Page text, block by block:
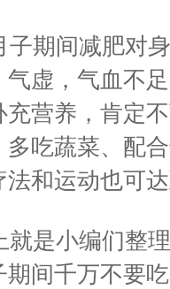
期间减肥对
气虚，气血不
充营养，肯定
多吃蔬菜、配
法和运动也可
是小编们整
期间千万不要